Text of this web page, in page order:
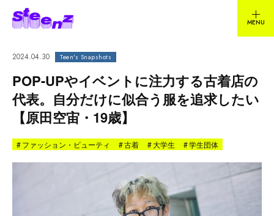
2024.04.30 Teen's Snapshots
POP-UPやイベントに注力する古着店の
代表。自分だけに似合う服を追求したい
【原田空宙・19歳】
#ファッション・ビューティ #古着 #大学生 #学生団体